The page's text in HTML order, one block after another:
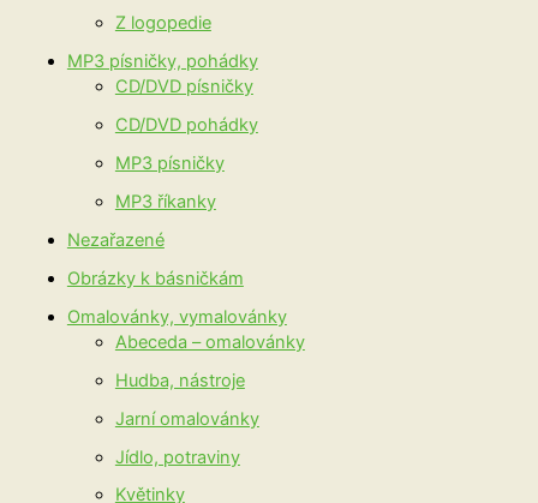
Z logopedie
MP3 písničky, pohádky
CD/DVD písničky
CD/DVD pohádky
MP3 písničky
MP3 říkanky
Nezařazené
Obrázky k básničkám
Omalovánky, vymalovánky
Abeceda – omalovánky
Hudba, nástroje
Jarní omalovánky
Jídlo, potraviny
Květinky